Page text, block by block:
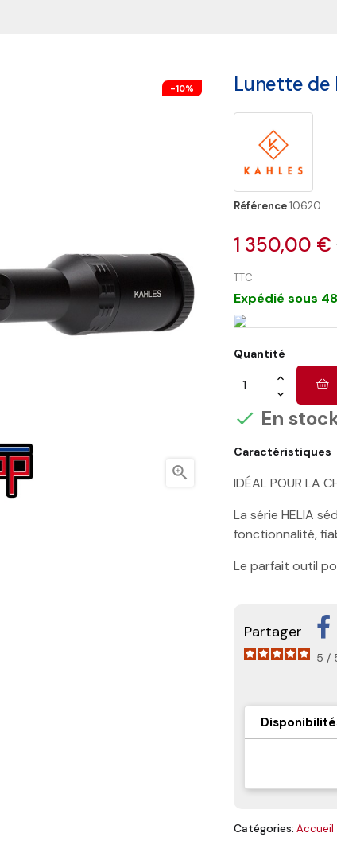
-10%

Lunette de
Référence10620
1 350,00 €
TTC
Expédié sous
Quantité
 En
Caractéristiques
IDÉAL POUR LA
La série HELIA
fonctionnalité,
Le parfait outil
Partager
5 /
Catégories: Accueil